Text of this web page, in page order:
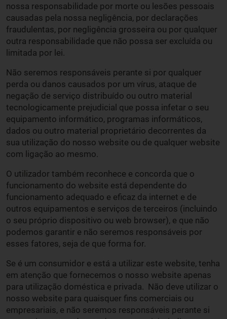
nossa responsabilidade por morte ou lesões pessoais
causadas pela nossa negligência, por declarações
fraudulentas, por negligência grosseira ou por qualquer
outra responsabilidade que não possa ser excluída ou
limitada por lei.
Não seremos responsáveis perante si por qualquer
perda ou danos causados por um vírus, ataque de
negação de serviço distribuído ou outro material
tecnologicamente prejudicial que possa infetar o seu
equipamento informático, programas informáticos,
dados ou outro material proprietário decorrentes da
sua utilização do nosso website ou de qualquer website
com ligação ao mesmo.
O utilizador também reconhece e concorda que o
funcionamento do website está dependente do
funcionamento adequado e eficaz da internet e de
outros equipamentos e serviços de terceiros (incluindo
o seu próprio dispositivo ou web browser), e que não
podemos garantir e não seremos responsáveis por
esses fatores, seja de que forma for.
Se é um consumidor e está a utilizar este website, tenha
em atenção que fornecemos o nosso website apenas
para utilização doméstica e privada. Não deve utilizar o
nosso website para quaisquer fins comerciais ou
empresariais, e não seremos responsáveis perante si